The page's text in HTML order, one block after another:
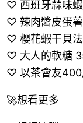
♡ 西班牙蒜味
♡ 辣肉醬皮蛋
♡ 櫻花蝦干貝
♡ 大人的軟糖
♡ 以茶會友
🚀想看更多